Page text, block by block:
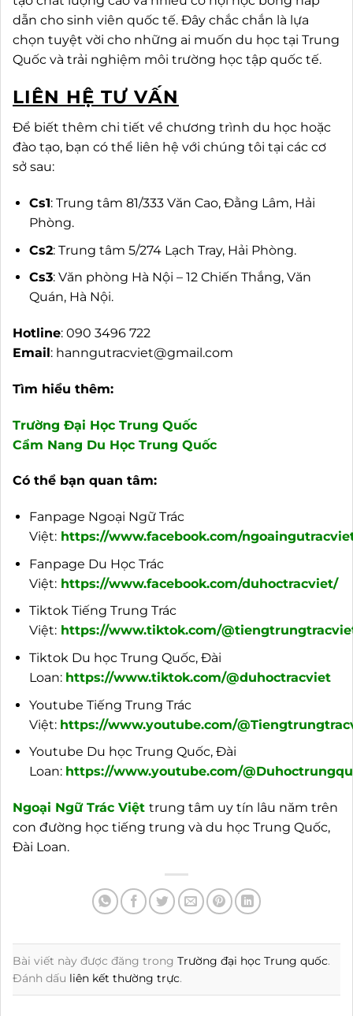
dẫn cho sinh viên quốc tế. Đây chắc chắn là lựa
chọn tuyệt vời cho những ai muốn du học tại Trung
Quốc và trải nghiệm môi trường học tập quốc tế.
LIÊN HỆ TƯ VẤN
Để biết thêm chi tiết về chương trình du học hoặc
đào tạo, bạn có thể liên hệ với chúng tôi tại các cơ
sở sau:
Cs1: Trung tâm 81/333 Văn Cao, Đằng Lâm, Hải
Phòng.
Cs2: Trung tâm 5/274 Lạch Tray, Hải Phòng.
Cs3: Văn phòng Hà Nội – 12 Chiến Thắng, Văn
Quán, Hà Nội.
Hotline: 090 3496 722
Email: hanngutracviet@gmail.com
Tìm hiểu thêm:
Trường Đại Học Trung Quốc
Cẩm Nang Du Học Trung Quốc
Có thể bạn quan tâm:
Fanpage Ngoại Ngữ Trác
Việt: https://www.facebook.com/
Fanpage Du Học Trác
Việt: https://www.facebook.com/duhoctracviet/
Tiktok Tiếng Trung Trác
Việt: https://www.tiktok.com/
Tiktok Du học Trung Quốc, Đài
Loan: https://www.tiktok.com/@duhoctracviet
Youtube Tiếng Trung Trác
Việt: https://www.youtube.com/
Youtube Du học Trung Quốc, Đài
Loan: https://www.youtube.com/
Ngoại Ngữ Trác Việt trung tâm uy tín lâu năm trên
con đường học tiếng trung và du học Trung Quốc,
Đài Loan.
Bài viết này được đăng trong Trường đại học Trung quốc.
Đánh dấu liên kết thường trực.